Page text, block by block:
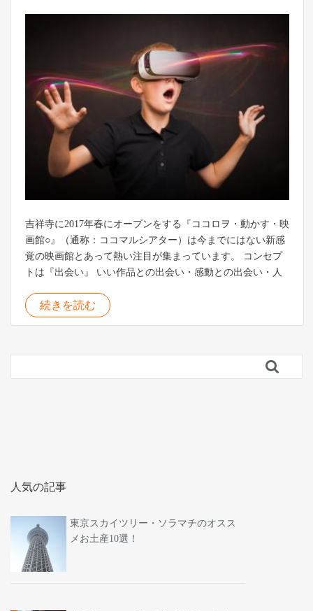
吉祥寺に2017年春にオープンをする『ココロヲ・動かす・映
画館○』（通称：ココマルシアター）は今までにはない新感
覚の映画館とあって熱い注目が集まっています。 コンセプ
トは『出会い』 いい作品との出会い・感動との出会い・人
続きを読む

人気の記事
東京スカイツリー・ソラマチのオスス
メお土産10選！